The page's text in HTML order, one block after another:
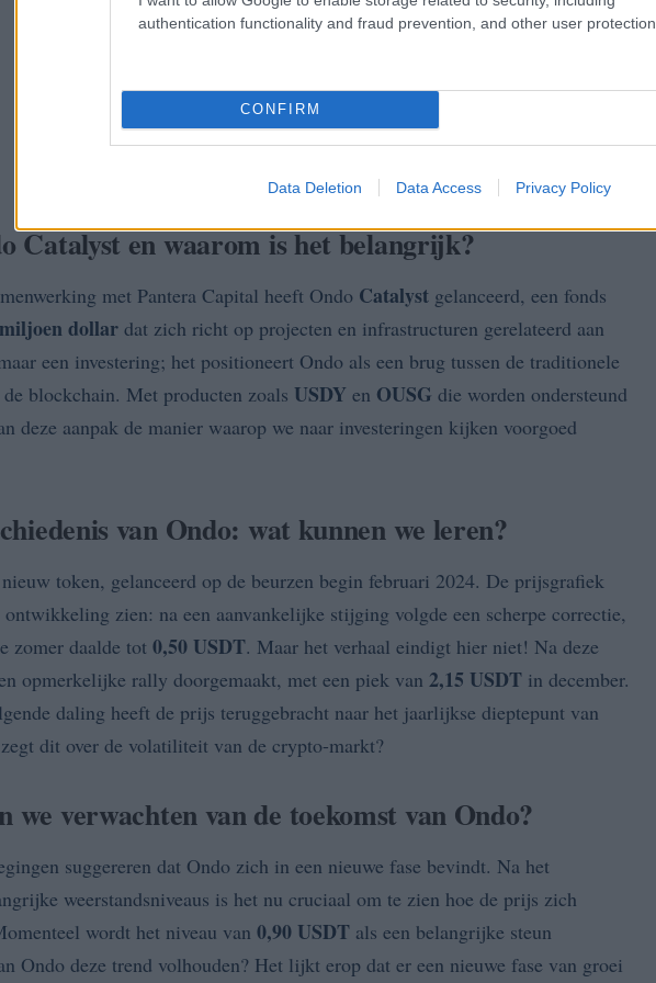
authentication functionality and fraud prevention, and other user protection.
CONFIRM
Data Deletion Data Access Privacy Policy
Catalyst en waarom is het belangrijk?
met Pantera Capital heeft Ondo Catalyst gelanceerd, een fonds
dollar dat zich richt op projecten en infrastructuren gerelateerd aan
een investering; het positioneert Ondo als een brug tussen de traditionele
blockchain. Met producten zoals USDY en OUSG die worden ondersteund
deze aanpak de manier waarop we naar investeringen kijken voorgoed
van Ondo: wat kunnen we leren?
token, gelanceerd op de beurzen begin februari 2024. De prijsgrafiek
ontwikkeling zien: na een aanvankelijke stijging volgde een scherpe correctie,
zomer daalde tot 0,50 USDT. Maar het verhaal eindigt hier niet! Na deze
opmerkelijke rally doorgemaakt, met een piek van 2,15 USDT in december.
daling heeft de prijs teruggebracht naar het jaarlijkse dieptepunt van
dit over de volatiliteit van de crypto-markt?
we verwachten van de toekomst van Ondo?
suggereren dat Ondo zich in een nieuwe fase bevindt. Na het
weerstandsniveaus is het nu cruciaal om te zien hoe de prijs zich
wordt het niveau van 0,90 USDT als een belangrijke steun
Ondo deze trend volhouden? Het lijkt erop dat er een nieuwe fase van groei